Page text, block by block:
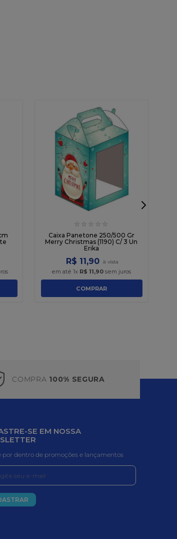
☆ ☆ ☆ ☆ ☆
Caixa Panetone 250/500 Gr
Merry Christmas (1190) C/ 3 Un
Erika
R$ 11,90
em até1x R$ 11,90 sem juros
COMPRAR
COMPRA 100% SEGURA
SE EM NOSSA
por dentro de promoções e lançamentos